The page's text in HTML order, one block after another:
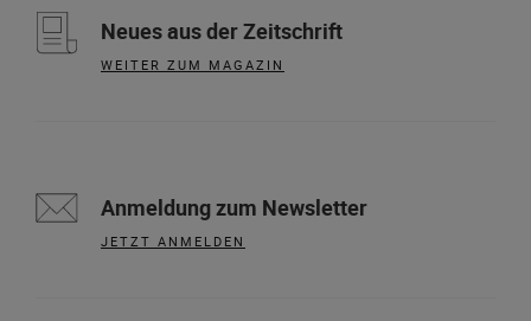
Neues aus der Zeitschrift
WEITER ZUM MAGAZIN
Anmeldung zum Newsletter
JETZT ANMELDEN